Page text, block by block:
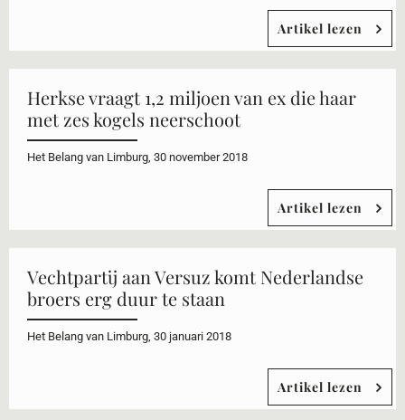
Artikel lezen
Herkse vraagt 1,2 miljoen van ex die haar
met zes kogels neerschoot
Het Belang van Limburg, 30 november 2018
Artikel lezen
Vechtpartij aan Versuz komt Nederlandse
broers erg duur te staan
Het Belang van Limburg, 30 januari 2018
Artikel lezen